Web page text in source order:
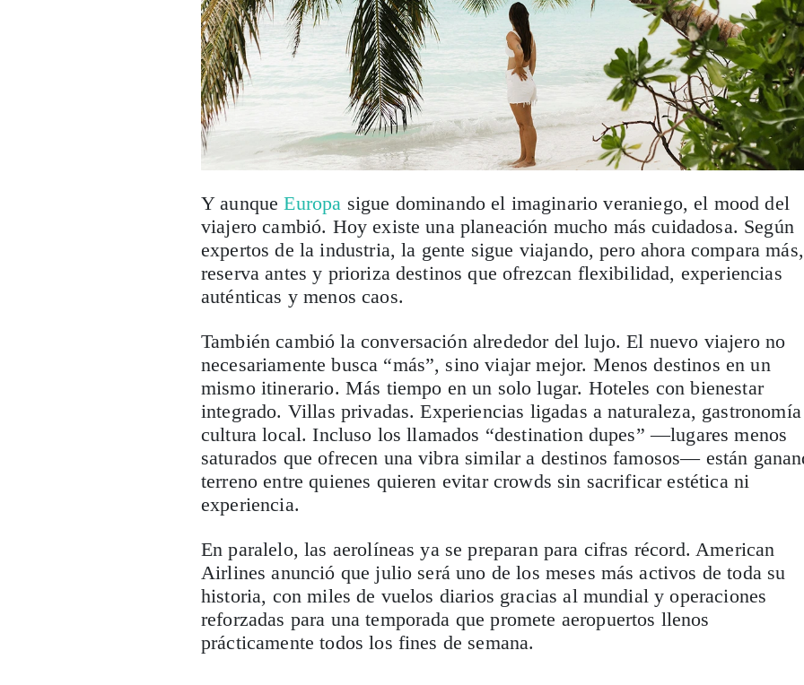
Y aunqueEuropa sigue dominando el imaginario veraniego, el mood del
viajero cambió. Hoy existe una planeación mucho más cuidadosa. Según
expertos de la industria, la gente sigue viajando, pero ahora compara más,
reserva antes y prioriza destinos que ofrezcan flexibilidad, experiencias
auténticas y menos caos.
También cambió la conversación alrededor del lujo. El nuevo viajero no
necesariamente busca “más”, sino viajar mejor. Menos destinos en un
mismo itinerario. Más tiempo en un solo lugar. Hoteles con bienestar
integrado. Villas privadas. Experiencias ligadas a naturaleza,
cultura local. Incluso los llamados “destination dupes” —lugares menos
saturados que ofrecen una vibra similar a destinos famosos— están
terreno entre quienes quieren evitar crowds sin sacrificar estética ni
experiencia.
En paralelo, las aerolíneas ya se preparan para cifras récord. American
Airlines anunció que julio será uno de los meses más activos de toda su
historia, con miles de vuelos diarios gracias al mundial y operaciones
reforzadas para una temporada que promete aeropuertos llenos
prácticamente todos los fines de semana.